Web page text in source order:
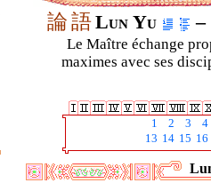
論語Lun Yu –
Le Maître échange
maximes avec ses
1 2 3
4
13 14 15 16